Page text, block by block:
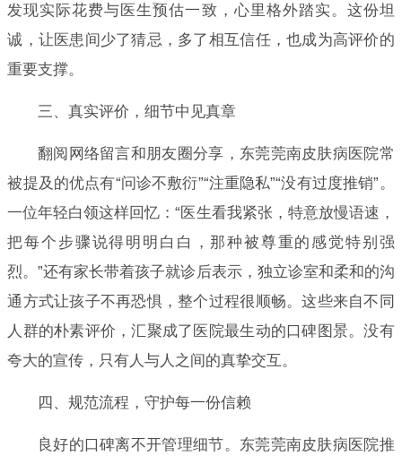
发现实际花费与医生预估一致，心里格外踏实。这份坦
诚，让医患间少了猜忌，多了相互信任，也成为高评价的
重要支撑。
三、真实评价，细节中见真章
翻阅网络留言和朋友圈分享，东莞莞南皮肤病医院常
被提及的优点有“问诊不敷衍”“注重隐私”“没有过度推销”。
一位年轻白领这样回忆：“医生看我紧张，特意放慢语速，
把每个步骤说得明明白白，那种被尊重的感觉特别强
烈。”还有家长带着孩子就诊后表示，独立诊室和柔和的沟
通方式让孩子不再恐惧，整个过程很顺畅。这些来自不同
人群的朴素评价，汇聚成了医院最生动的口碑图景。没有
夸大的宣传，只有人与人之间的真挚交互。
四、规范流程，守护每一份信赖
良好的口碑离不开管理细节。东莞莞南皮肤病医院推